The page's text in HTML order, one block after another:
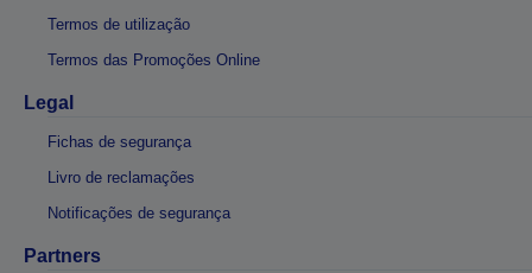
Termos de utilização
Termos das Promoções Online
Legal
Fichas de segurança
Livro de reclamações
Notificações de segurança
Partners